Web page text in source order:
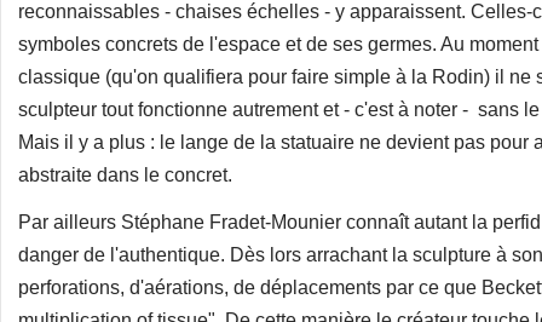
reconnaissables - chaises échelles - y apparaissent.
symboles concrets de l'espace et de ses germes. Au
classique (qu'on qualifiera pour faire simple à la Rodin) il ne
sculpteur tout fonctionne autrement et - c'est à noter - sans
Mais il y a plus : le lange de la statuaire ne devient pas
abstraite dans le concret.
Par ailleurs Stéphane Fradet-Mounier connaît autant la
danger de l'authentique. Dès lors arrachant la sculpture à
perforations, d'aérations, de déplacements par ce que